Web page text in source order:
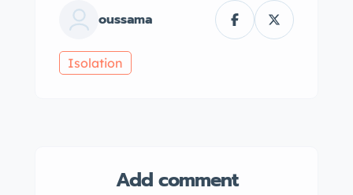
oussama
Isolation
Add comment